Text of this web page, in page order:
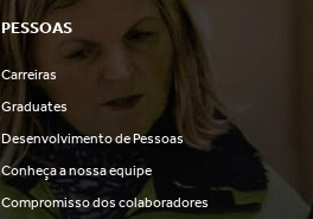
PESSOAS
Carreiras
Graduates
Desenvolvimento de Pessoas
Conheça a nossa equipe
Compromisso dos colaboradores